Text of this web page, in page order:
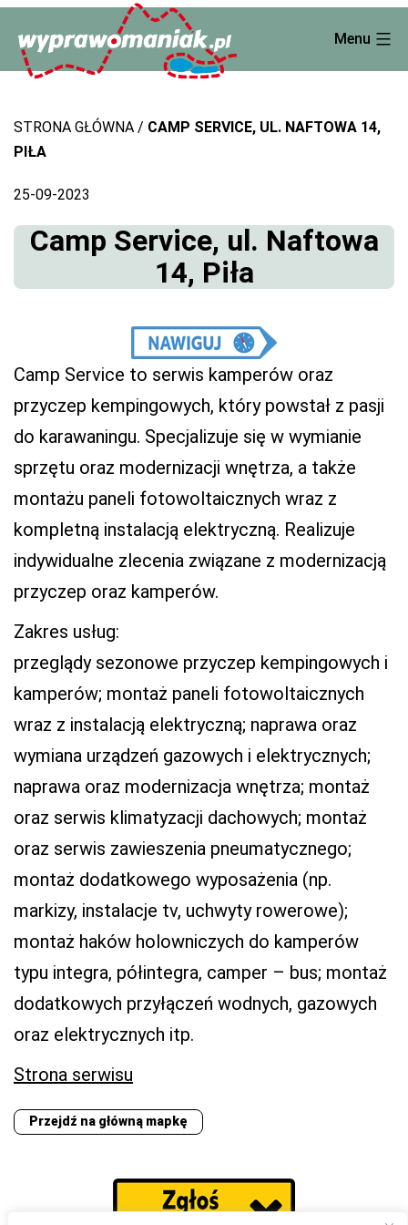
content
Menu
STRONA GŁÓWNA
CAMP SERVICE, UL. NAFTOWA 14,
PIŁA
25-09-2023
Camp Service, ul. Naftowa
14, Piła
Camp Service to serwis kamperów oraz
przyczep kempingowych, który powstał z pasji
do karawaningu. Specjalizuje się w wymianie
sprzętu oraz modernizacji wnętrza, a także
montażu paneli fotowoltaicznych wraz z
kompletną instalacją elektryczną. Realizuje
indywidualne zlecenia związane z modernizacją
przyczep oraz kamperów.
Zakres usług:
przeglądy sezonowe przyczep kempingowych i
kamperów; montaż paneli fotowoltaicznych
wraz z instalacją elektryczną; naprawa oraz
wymiana urządzeń gazowych i elektrycznych;
naprawa oraz modernizacja wnętrza; montaż
oraz serwis klimatyzacji dachowych; montaż
oraz serwis zawieszenia pneumatycznego;
montaż dodatkowego wyposażenia (np.
markizy, instalacje tv, uchwyty rowerowe);
montaż haków holowniczych do kamperów
typu integra, półintegra, camper – bus; montaż
dodatkowych przyłączeń wodnych, gazowych
oraz elektrycznych itp.
Strona serwisu
Przejdź na główną mapkę